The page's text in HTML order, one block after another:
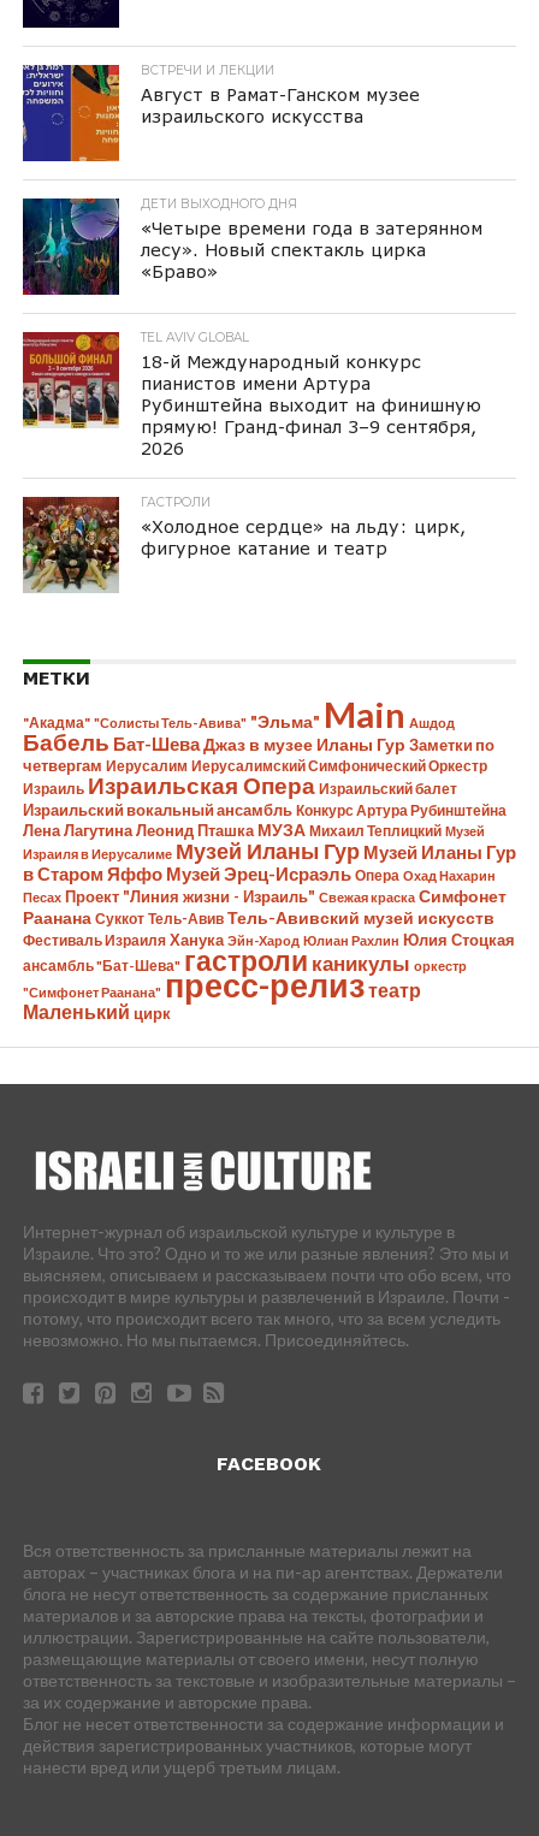
ВСТРЕЧИ И ЛЕКЦИИ
Август в Рамат-Ганском музее
израильского искусства
ДЕТИ ВЫХОДНОГО ДНЯ
«Четыре времени года в затерянном
лесу». Новый спектакль цирка
«Браво»
TEL AVIV GLOBAL
18-й Международный конкурс
пианистов имени Артура
Рубинштейна выходит на финишную
прямую! Гранд-финал 3–9 сентября,
2026
ГАСТРОЛИ
«Холодное сердце» на льду: цирк,
фигурное катание и театр
МЕТКИ
"Акадма" "Солисты Тель-Авива" "Эльма" Main Ашдод
Бабель Бат-ШеваДжаз в музее Иланы Гур Заметки по
четвергам Иерусалим Иерусалимский Симфонический Оркестр
Израиль Израильская Опера Израильский балет
Израильский вокальный ансамбль Конкурс Артура Рубинштейна
Лена Лагутина Леонид Пташка МУЗА Михаил Теплицкий Музей
Израиля в Иерусалиме Музей Иланы Гур Музей Иланы Гур
в Старом Яффо Музей Эрец-Исраэль Опера Охад Нахарин
Песах Проект "Линия жизни - Израиль" Свежая краска Симфонет
Раанана Суккот Тель-Авив Тель-Авивский музей искусств
Фестиваль Израиля Ханука Эйн-Харод Юлиан Рахлин Юлия Стоцкая
ансамбль "Бат-Шева" гастроли каникулы оркестр
"Симфонет Раанана" пресс-релизтеатр
Маленький цирк
Интернет-журнал об израильской культуре и культуре в
Израиле. Что это? Одно и то же или разные явления? Это мы и
выясняем, описываем и рассказываем почти что обо всем, что
происходит в мире культуры и развлечений в Израиле. Почти -
потому, что происходит всего так много, что за всем уследить
невозможно. Но мы пытаемся. Присоединяйтесь.
FACEBOOK
Вся ответственность за присланные материалы лежит на
авторах – участниках блога и на пи-ар агентствах. Держатели
блога не несут ответственность за содержание присланных
материалов и за авторские права на тексты, фотографии и
иллюстрации. Зарегистрированные на сайте пользователи,
размещающие материалы от своего имени, несут полную
ответственность за текстовые и изобразительные материалы –
за их содержание и авторские права.
Блог не несет ответственности за содержание информации и
действия зарегистрированных участников, которые могут
нанести вред или ущерб третьим лицам.